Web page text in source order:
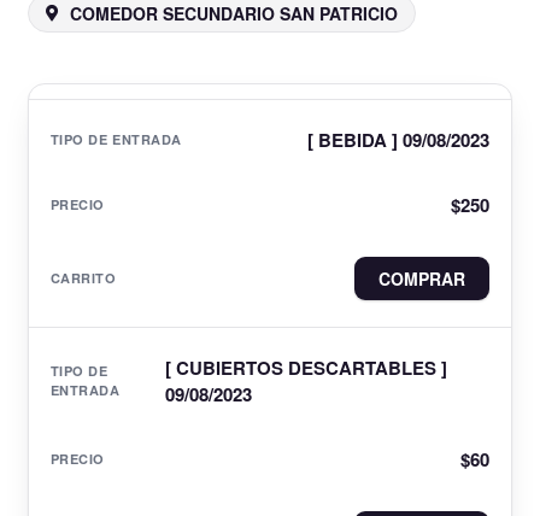
COMEDOR SECUNDARIO SAN PATRICIO
[ BEBIDA ] 09/08/2023
$250
COMPRAR
[ CUBIERTOS DESCARTABLES ]
09/08/2023
$60